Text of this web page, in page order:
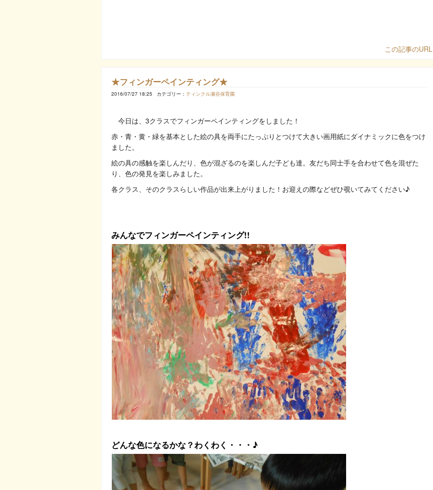
この記事のURL
★フィンガーペインティング★
2016/07/27 18:25 カテゴリー： ティンクル瀬谷保育園
今日は、3クラスでフィンガーペインティングをしました！
赤・青・黄・緑を基本とした絵の具を両手にたっぷりとつけて大きい画用紙にダイナミックに色をつけ
ました。
絵の具の感触を楽しんだり、色が混ざるのを楽しんだ子ども達。友だち同士手を合わせて色を混ぜた
り、色の発見を楽しみました。
各クラス、そのクラスらしい作品が出来上がりました！お迎えの際などぜひ覗いてみてください♪
みんなでフィンガーペインティング!!
どんな色になるかな？わくわく・・・♪